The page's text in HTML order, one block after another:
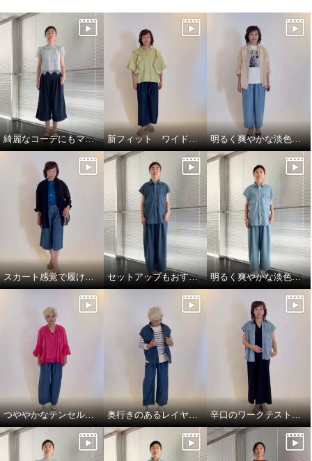
綺麗なコーデにもマッチ！ 新フィット ワイドパンツをクロップド丈にアレンジ♪ 明るく爽やかな淡色インディゴカラー♪
スカート感覚で履けるフレアーシルエットのパンツ♪ セットアップもおすすめ！ 明るく爽やかな淡色インディゴカラー♪
つややかなテンセルデニム 奥行きのあるレイヤードスタイルが作れるシャツベスト！ 辛口のワークテストのディテールがポイント！